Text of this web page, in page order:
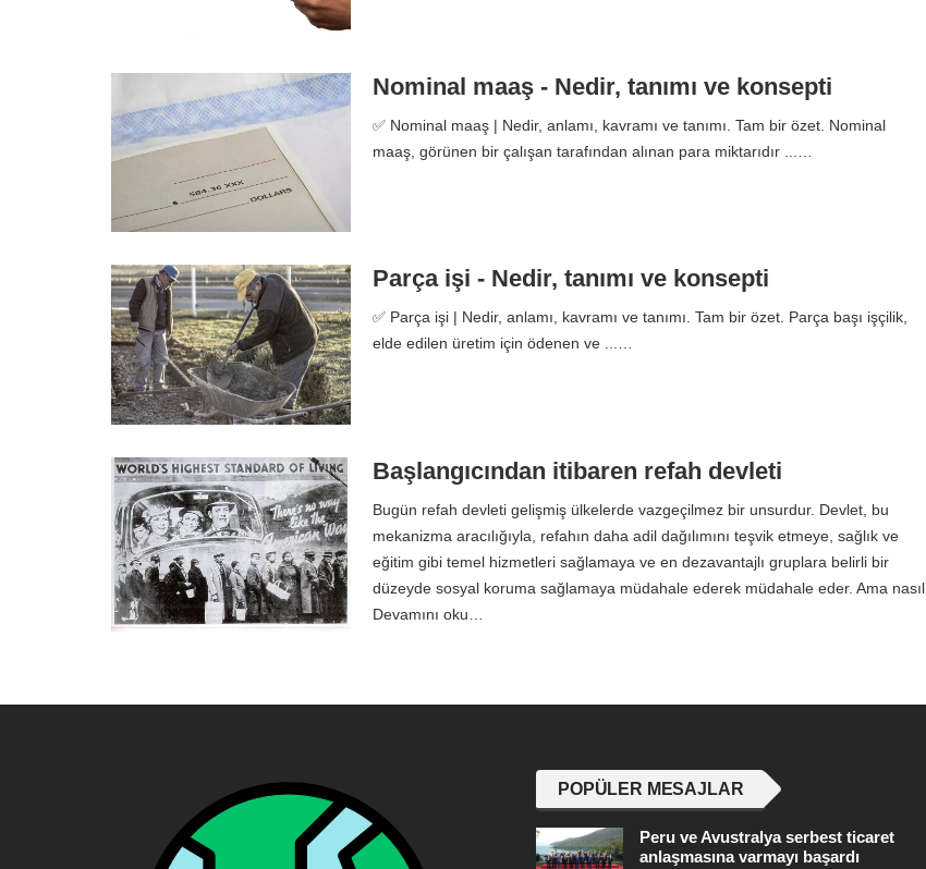
Nominal maaş - Nedir, tanımı ve konsepti
✅ Nominal maaş | Nedir, anlamı, kavramı ve tanımı. Tam bir özet. Nominal
maaş, görünen bir çalışan tarafından alınan para miktarıdır ...…
Parça işi - Nedir, tanımı ve konsepti
✅ Parça işi | Nedir, anlamı, kavramı ve tanımı. Tam bir özet. Parça başı işçilik,
elde edilen üretim için ödenen ve ...…
Başlangıcından itibaren refah devleti
Bugün refah devleti gelişmiş ülkelerde vazgeçilmez bir unsurdur. Devlet, bu
mekanizma aracılığıyla, refahın daha adil dağılımını teşvik etmeye, sağlık ve
eğitim gibi temel hizmetleri sağlamaya ve en dezavantajlı gruplara belirli bir
düzeyde sosyal koruma sağlamaya müdahale ederek müdahale eder. Ama nasıl
Devamını oku…
POPÜLER MESAJLAR
Peru ve Avustralya serbest ticaret
anlaşmasına varmayı başardı